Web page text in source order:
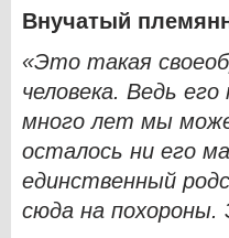
Внучатый
«Это такая
человека. Ведь
много лет мы
осталось ни его
единственный
сюда на